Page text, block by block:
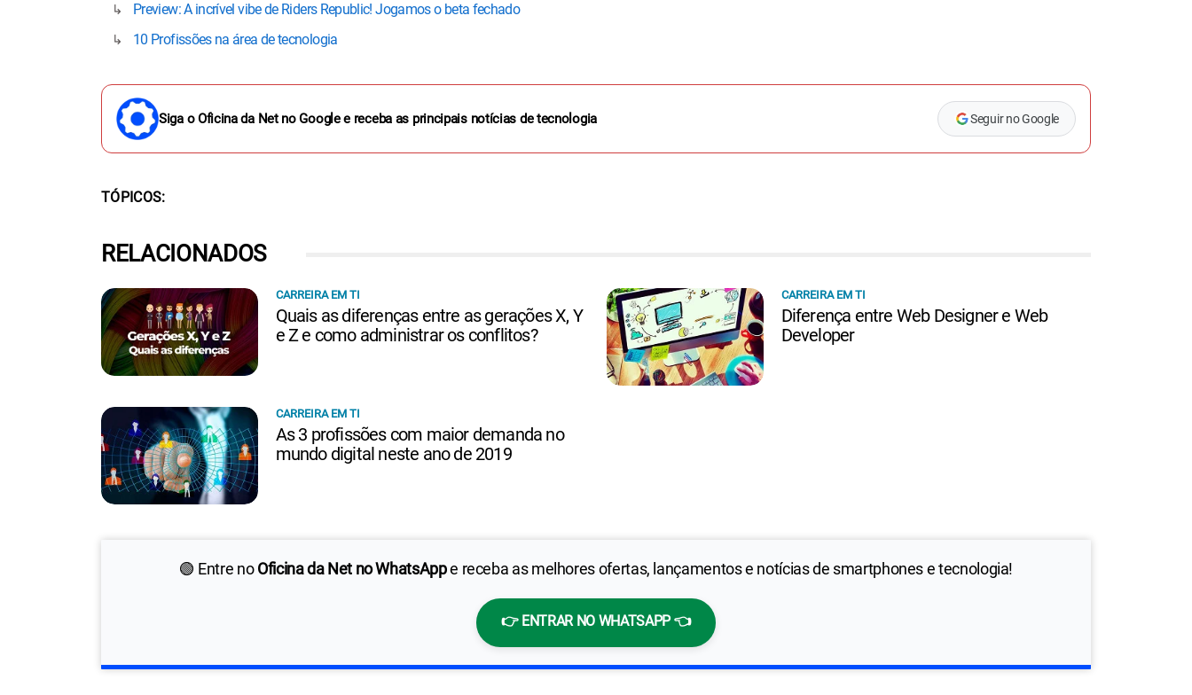
Preview: A incrível vibe de Riders Republic! Jogamos o beta fechado
10 Profissões na área de tecnologia
Siga o Oficina da Net no Google e receba as principais notícias de tecnologia Seguir no Google
TÓPICOS
🟢 Entre noOficina da Net no WhatsAppe receba as melhores ofertas, lançamentos e notícias de smartphones e tecnologia!
👉 ENTRAR NO WHATSAPP 👈
RELACIONADOS
CARREIRA EM TI
Quais as diferenças entre as gerações X, Y
e Z e como administrar os conflitos?
CARREIRA EM TI
Diferença entre Web Designer e Web
Developer
CARREIRA EM TI
As 3 profissões com maior demanda no
mundo digital neste ano de 2019